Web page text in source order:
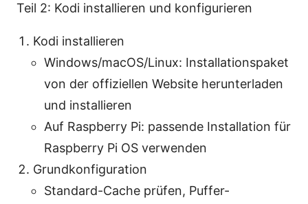
Teil 2: Kodi installieren und konfigurieren
Kodi installieren
Windows/macOS/Linux: Installationspaket
von der offiziellen Website herunterladen
und installieren
Auf Raspberry Pi: passende Installation für
Raspberry Pi OS verwenden
Grundkonfiguration
Standard-Cache prüfen, Puffer-